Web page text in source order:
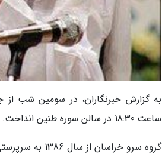
ساعت 18:30 در سالن سوره طنین انداخت.
گروه سرو خراسان از سال 1386 به سرپرستی عزیز تنها تشکیل شده و در حوزه موسیقی مقامی خراسان جنوبی فعال است.